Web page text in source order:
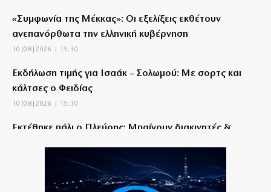
«Συμφωνία της Μέκκας»: Οι εξελίξεις εκθέτουν
ανεπανόρθωτα την ελληνική κυβέρνηση
10|08|2026 | 15:30
Εκδήλωση τιμής για Ισαάκ – Σολωμού: Με σορτς και
κάλτσες ο Φειδίας
10|08|2026 | 15:30
Εκτέθηκε πάλι ο Πλεύρης: Μπαίνουν διακινητές &
10|08|2026 | 15:15
«Έκανα το αυτονόητο»: Ο ρεπόρτερ του ΕΡΤNews